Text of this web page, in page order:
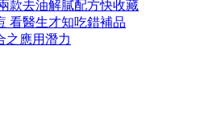
款去油解膩配方快收藏
看醫生才知吃錯補品
之應用潛力